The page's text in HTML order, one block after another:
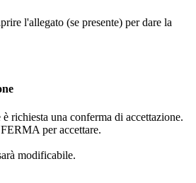
l'allegato (se presente) per dare la
richiesta una conferma di accettazione.
per accettare.
modificabile.